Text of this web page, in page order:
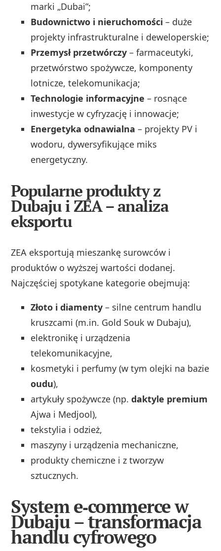
marki „Dubai”;
Budownictwo i nieruchomości – duże
projekty infrastrukturalne i deweloperskie;
Przemysł przetwórczy – farmaceutyki,
przetwórstwo spożywcze, komponenty
lotnicze, telekomunikacja;
Technologie informacyjne – rosnące
inwestycje w cyfryzację i innowacje;
Energetyka odnawialna – projekty PV i
wodoru, dywersyfikujące miks
energetyczny.
Popularne produkty z
Dubaju i ZEA – analiza
eksportu
ZEA eksportują mieszankę surowców i
produktów o wyższej wartości dodanej.
Najczęściej spotykane kategorie obejmują:
Złoto i diamenty – silne centrum handlu
kruszcami (m.in. Gold Souk w Dubaju),
elektronikę i urządzenia
telekomunikacyjne,
kosmetyki i perfumy (w tym olejki na bazie
oudu),
artykuły spożywcze (np.daktyle premium
Ajwa i Medjool),
tekstylia i odzież,
maszyny i urządzenia mechaniczne,
produkty chemiczne i z tworzyw
sztucznych.
System e‑commerce w
Dubaju – transformacja
handlu cyfrowego